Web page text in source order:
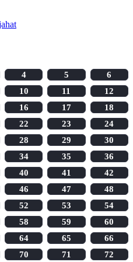
4 5
6
10 11
12
16 17
18
22 23
24
28 29
30
34 35
36
40 41
42
46 47
48
52 53
54
58 59
60
64 65
66
70 71 72